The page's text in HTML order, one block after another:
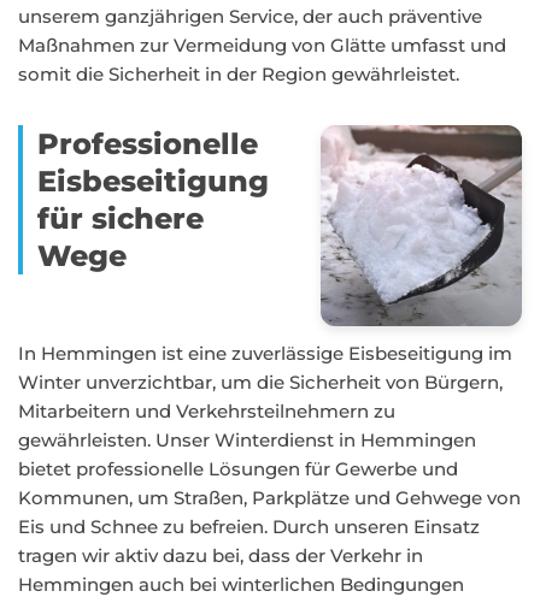
unserem ganzjährigen Service, der auch präventive
Maßnahmen zur Vermeidung von Glätte umfasst und
somit die Sicherheit in der Region gewährleistet.
Professionelle
Eisbeseitigung
für sichere
Wege
In Hemmingen ist eine zuverlässige Eisbeseitigung im
Winter unverzichtbar, um die Sicherheit von Bürgern,
Mitarbeitern und Verkehrsteilnehmern zu
gewährleisten. Unser Winterdienst in Hemmingen
bietet professionelle Lösungen für Gewerbe und
Kommunen, um Straßen, Parkplätze und Gehwege von
Eis und Schnee zu befreien. Durch unseren Einsatz
tragen wir aktiv dazu bei, dass der Verkehr in
Hemmingen auch bei winterlichen Bedingungen